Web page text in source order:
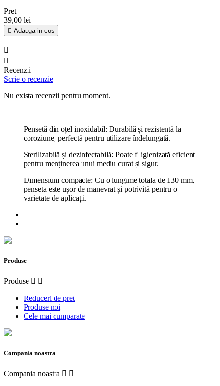
Pret
39,00 lei
 Adauga in cos


Recenzii
Scrie o recenzie
Nu exista recenzii pentru moment.
Pensetă din oțel inoxidabil: Durabilă și rezistentă la
coroziune, perfectă pentru utilizare îndelungată.
Sterilizabilă și dezinfectabilă: Poate fi igienizată eficient
pentru menținerea unui mediu curat și sigur.
Dimensiuni compacte: Cu o lungime totală de 130 mm,
penseta este ușor de manevrat și potrivită pentru o
varietate de aplicații.
Produse
Produse  
Reduceri de pret
Produse noi
Cele mai cumparate
Compania noastra
Compania noastra  